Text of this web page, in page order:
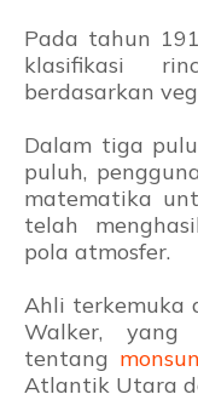
Pada tahun
klasifikasi
berdasarkan
Dalam tiga
puluh,
matematika
telah
pola atmosfer.
Ahli terkemuka
Walker, yang
tentang
Atlantik Utara